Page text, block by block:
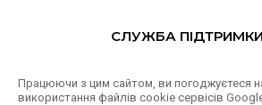
СЛУЖБА ПІДТРИМКИ
ДОДАТКОВО
Працюючи з цим сайтом, ви погоджуєтеся
використання файлів cookie сервісів